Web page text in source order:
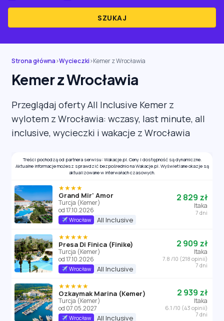
SZUKAJ
Strona główna›Wycieczki›Kemer z Wrocławia
Kemer z Wrocławia
Przeglądaj oferty All Inclusive Kemer z
wylotem z Wrocławia: wczasy, last minute, all
inclusive, wycieczki i wakacje z Wrocławia
Treści pochodzą od partnera serwisu: Wakacje.pl. Ceny i dostępność są dynamiczne.
Aktualne informacje możesz sprawdzić bezpośrednio na Wakacje.pl. Wyświetlane okazje są
aktualizowane w interwałach czasowych.
★★★★
Grand Mir' Amor
Turcja (Kemer)
od 17.10.2026
Wrocław All Inclusive
2 829 zł
Itaka
7 dni
★★★★★
Presa Di Finica (Finike)
Turcja (Kemer)
od 17.10.2026
Wrocław All Inclusive
2 909 zł
Itaka
7.8 /10 (218 opinii)
7 dni
★★★★★
Ozkaymak Marina (Kemer)
Turcja (Kemer)
od 07.05.2027
Wrocław All Inclusive
2 939 zł
Itaka
6.1 /10 (43 opinii)
7 dni